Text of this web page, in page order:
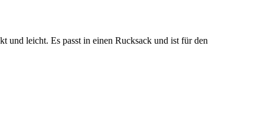
und leicht. Es passt in einen Rucksack und ist für den